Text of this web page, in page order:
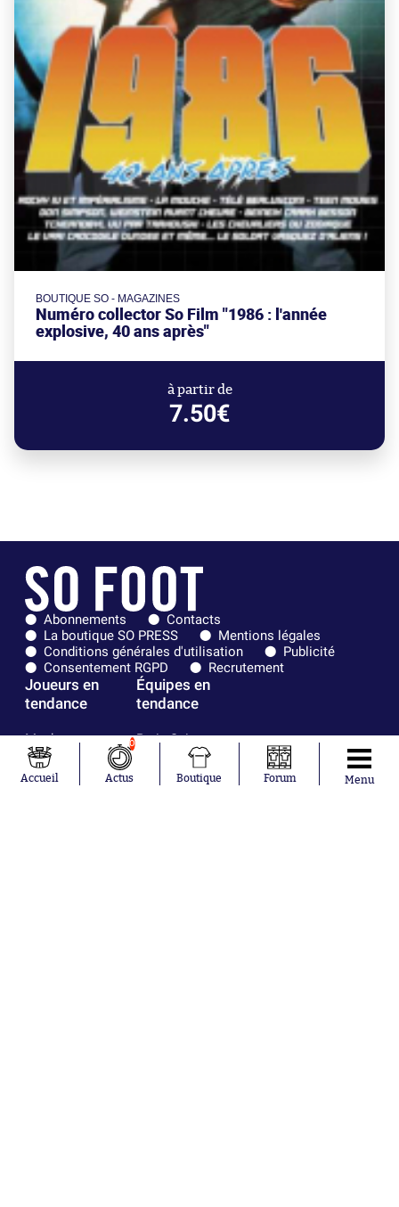
BOUTIQUE SO - MAGAZINES
Numéro collector So Film "1986 : l'année
explosive, 40 ans après"
à partir de
7.50€
Abonnements
Contacts
La boutique SO PRESS
Mentions légales
Conditions générales d'utilisation
Publicité
Consentement RGPD
Recrutement
Joueurs en
tendance
Maghnes
Akliouche
Mohamed
Salah
Équipes en
tendance
Paris Saint-
Olympique de
Marseille
Accueil
0
Actus Boutique Forum Menu